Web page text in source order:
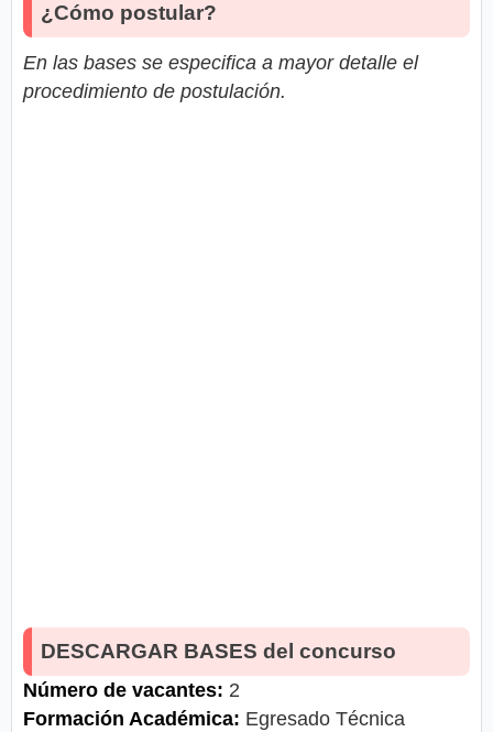
¿Cómo postular?
En las bases se especifica a mayor detalle el
procedimiento de postulación.
DESCARGAR BASES del concurso
Número de vacantes: 2
Formación Académica: Egresado Técnica